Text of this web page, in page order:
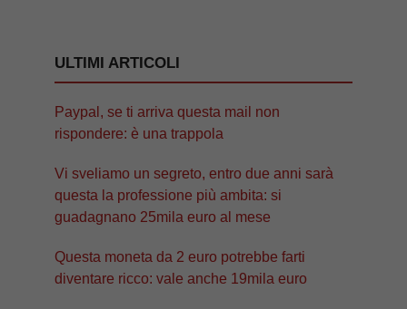
ULTIMI ARTICOLI
Paypal, se ti arriva questa mail non
rispondere: è una trappola
Vi sveliamo un segreto, entro due anni sarà
questa la professione più ambita: si
guadagnano 25mila euro al mese
Questa moneta da 2 euro potrebbe farti
diventare ricco: vale anche 19mila euro